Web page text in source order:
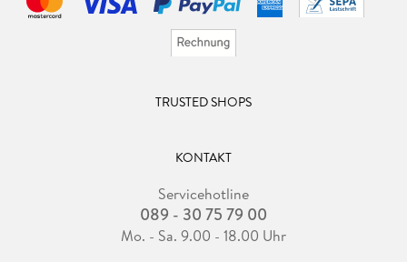
TRUSTED SHOPS
KONTAKT
Servicehotline
089 - 30 75 79 00
Mo. - Sa. 9.00 - 18.00 Uhr